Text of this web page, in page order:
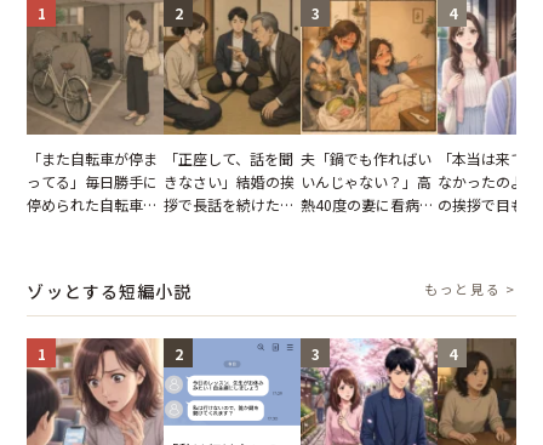
1
「また自転車が停ま
ってる」毎日勝手に
停められた自転車。
2
「正座して、話を聞
きなさい」結婚の挨
拶で長話を続けた義
3
夫「鍋でも作ればい
いんじゃない？」高
熱40度の妻に看病な
4
「本当は来て
なかったのよ
の挨拶で目も
ゾッとする短編小説 もっと見る >
1 2 3 4